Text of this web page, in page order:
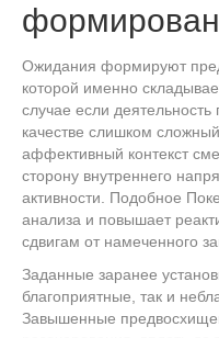
Ожидания формируют
которой именно
случае если
качестве слишком
аффективный контекст
сторону внутреннего
активности. Подобное
анализа и повышает
сдвигам от намеченного
Заданные заранее
благоприятные, так и
Завышенные